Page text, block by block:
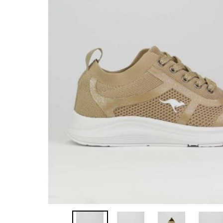
Neosens
Polo Ralph Lauren
Ralph Lauren
Sebago
Timberland
Tommy Hilfiger